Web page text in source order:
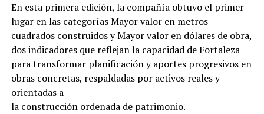
En esta primera edición, la compañía obtuvo el primer
lugar en las categorías Mayor valor en metros
cuadrados construidos y Mayor valor en dólares de obra,
dos indicadores que reflejan la capacidad de Fortaleza
para transformar planificación y aportes progresivos en
obras concretas, respaldadas por activos reales y
orientadas a
la construcción ordenada de patrimonio.